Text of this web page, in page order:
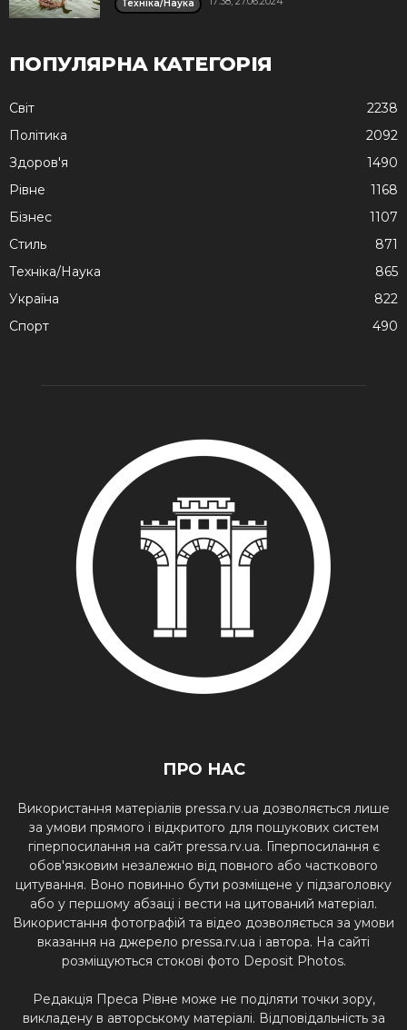
Техніка/Наука
ПОПУЛЯРНА КАТЕГОРІЯ
Cвіт
2238
Політика
2092
Здоров'я
1490
Рівне
1168
Бізнес
1107
Стиль
871
Техніка/Наука
865
Україна
822
Спорт
490
ПРО НАС
Використання матеріалів pressa.rv.ua дозволяється лише
за умови прямого і відкритого для пошукових систем
гіперпосилання на сайт pressa.rv.ua. Гіперпосилання є
обов'язковим незалежно від повного або часткового
цитування. Воно повинно бути розміщене у підзаголовку
або у першому абзаці і вести на цитований матеріал.
Використання фотографій та відео дозволяється за умови
вказання на джерело pressa.rv.ua і автора. На сайті
розміщуються стокові фото Deposit Photos.
Редакція Преса Рівне може не поділяти точки зору,
викладену в авторському матеріалі. Відповідальність за